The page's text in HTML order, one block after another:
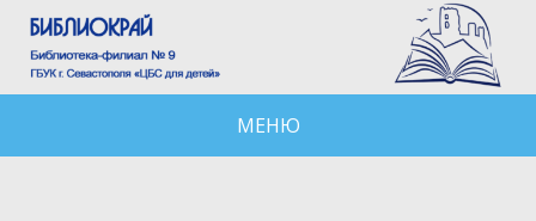
МЕНЮ